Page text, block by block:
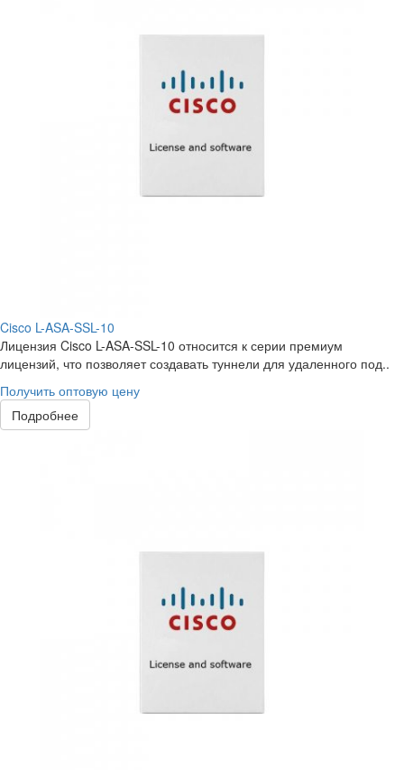
Cisco L-ASA-SSL-10
Лицензия Cisco L-ASA-SSL-10 относится к серии премиум
лицензий, что позволяет создавать туннели для удаленного под..
Получить оптовую цену
Подробнее